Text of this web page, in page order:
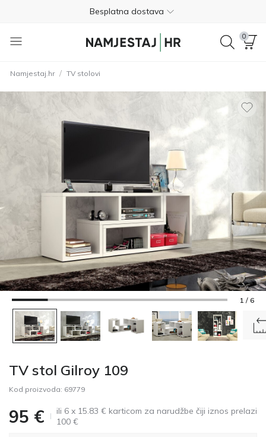
Besplatna dostava
Nije potrebno plaćanje unaprijed
Besplatna dostava
Nije potrebno plaćanje unaprijed
Besplatan povrat unutar 365 dana
01 8000 383
4.8
0
Namjestaj.hr / TV stolovi
1 / 6
TV stol Gilroy 109
Kod proizvoda: 69779
95 €
ili 6 x 15.83 € karticom za narudžbe čiji iznos prelazi
100 €